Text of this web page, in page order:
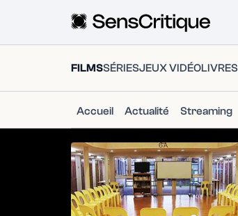
FILMSSÉRIESJEUX VIDÉOLIVRES
Accueil Actualité Streaming